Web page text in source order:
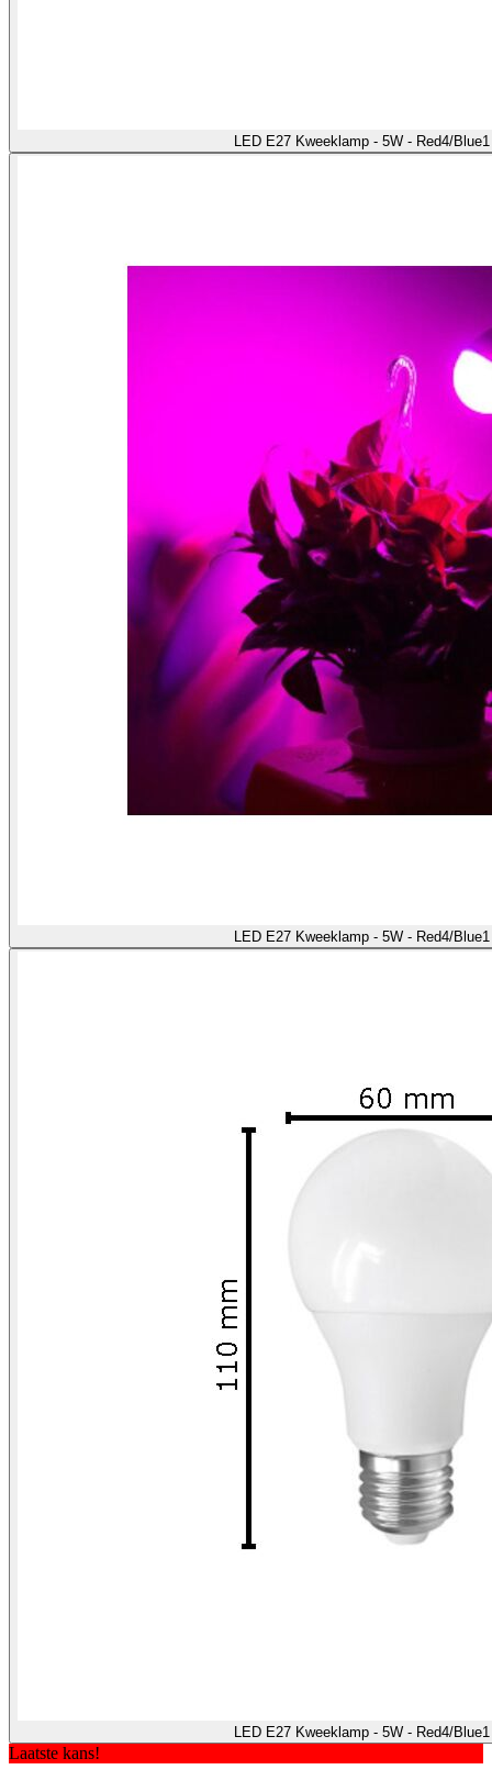
LED E27 Kweeklamp - 5W - Red4/
LED E27 Kweeklamp - 5W - Red4/
LED E27 Kweeklamp - 5W - Red4/
Laatste kans!